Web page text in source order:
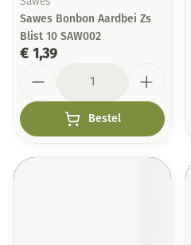
Sawes Bonbon Aardbei Zs
Blist 10 SAW002
€ 1,39
Bestel